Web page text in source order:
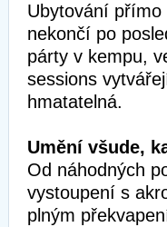
Ubytování přímo
nekončí po
párty v kempu,
sessions
hmatatelná.
Umění všude,
Od náhodných
vystoupení s
plným